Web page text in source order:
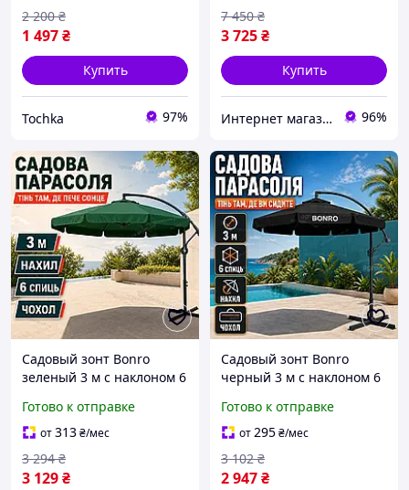
1 497₴
2 200 ₴
Купить
Tochka 97%
3 725₴
7 450 ₴
Купить
Интернет магазин «Tehnos» 🛒 Лучшие цены! 💯 Быстрая отправка! 🚀 96%
Садовый зонт Bonro
зеленый 3 м с наклоном 6
солнца для сада террасы
и дачи
Готово к отправке
от313₴/мес
3 129₴
3 294 ₴
Садовый зонт Bonro
черный 3 м с наклоном 6
солнца для сада террасы
и дачи
Готово к отправке
от295₴/мес
2 947₴
3 102 ₴